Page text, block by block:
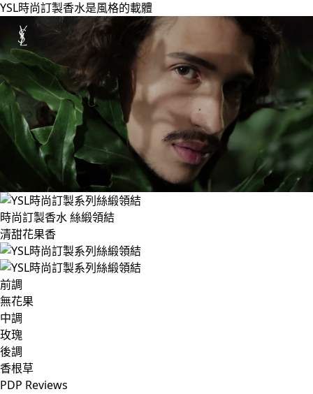
YSL時尚訂製香水是風格的載體
時尚訂製香水 絲緞領結
清甜花果香
前調
無花果
中調
玫瑰
後調
香根草
PDP Reviews